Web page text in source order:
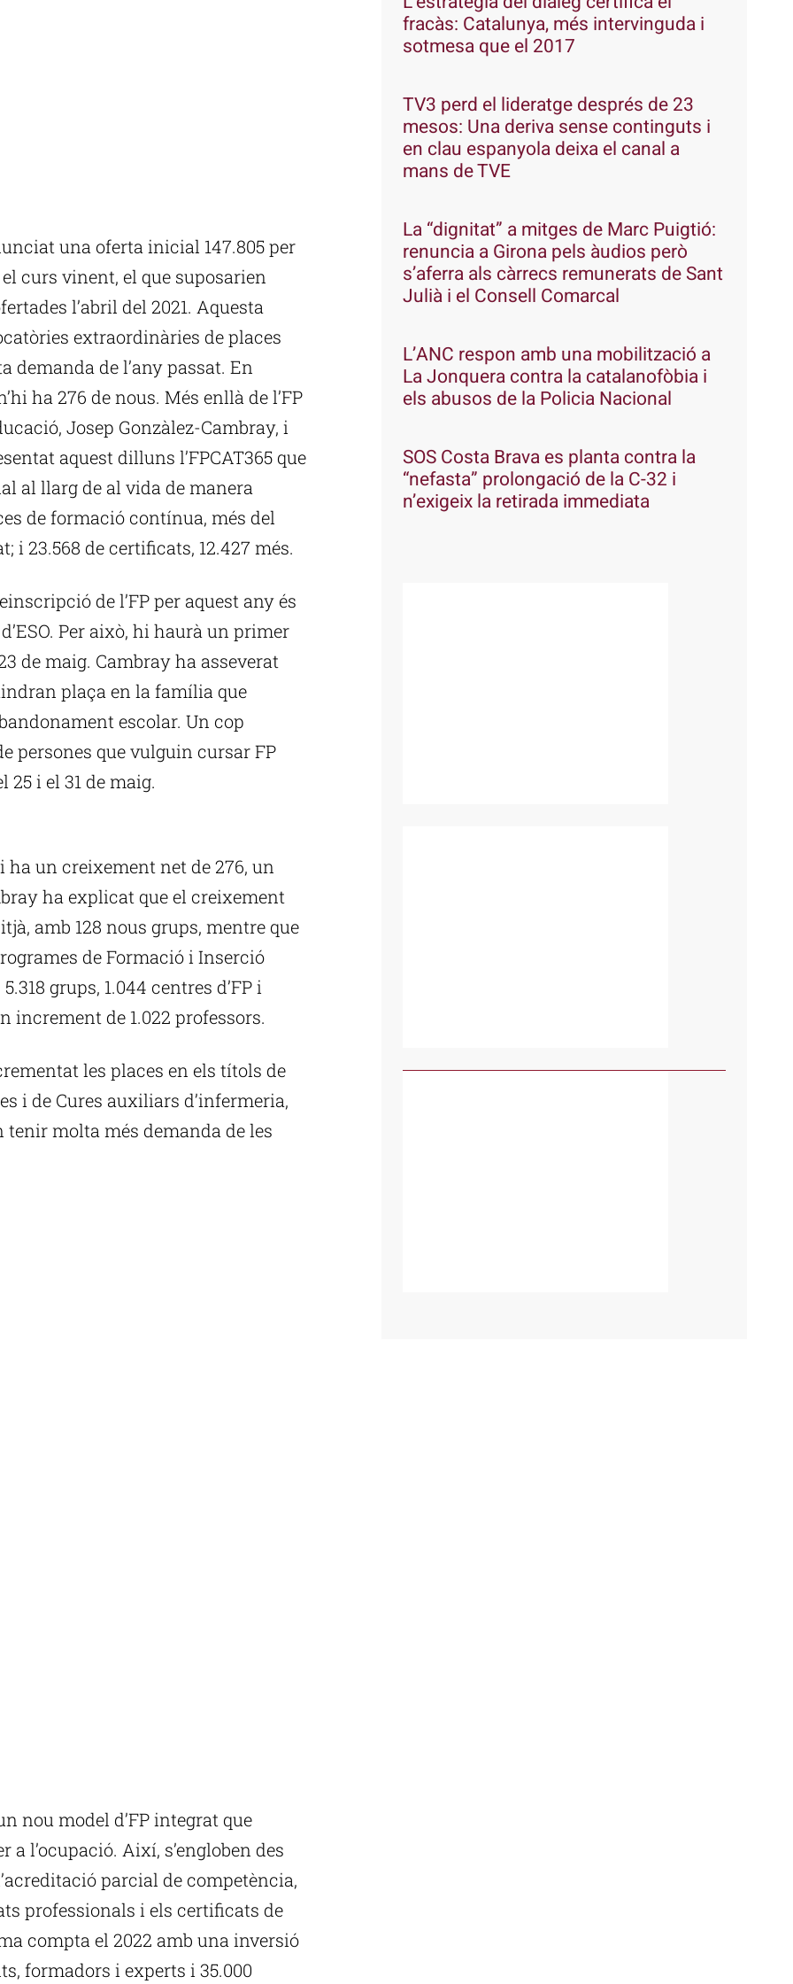
una oferta inicial 147.805 per
curs vinent, el que suposarien
l’abril del 2021. Aquesta
extraordinàries de places
demanda de l’any passat. En
ha 276 de nous. Més enllà de l’FP
Josep Gonzàlez-Cambray, i
aquest dilluns l’FPCAT365 que
al llarg de al vida de manera
de formació contínua, més del
i 23.568 de certificats, 12.427 més.
de l’FP per aquest any és
Per això, hi haurà un primer
de maig. Cambray ha asseverat
plaça en la família que
escolar. Un cop
persones que vulguin cursar FP
i el 31 de maig.
un creixement net de 276, un
ha explicat que el creixement
amb 128 nous grups, mentre que
de Formació i Inserció
grups, 1.044 centres d’FP i
increment de 1.022 professors.
les places en els títols de
i de Cures auxiliars d’infermeria,
tenir molta més demanda de les
nou model d’FP integrat que
l’ocupació. Així, s’engloben des
parcial de competència,
professionals i els certificats de
compta el 2022 amb una inversió
formadors i experts i 35.000
fracàs: Catalunya, més intervinguda i
sotmesa que el 2017
TV3 perd el lideratge després de 23
mesos: Una deriva sense continguts i
en clau espanyola deixa el canal a
mans de TVE
La “dignitat” a mitges de Marc Puigtió:
renuncia a Girona pels àudios però
s’aferra als càrrecs remunerats de Sant
Julià i el Consell Comarcal
L’ANC respon amb una mobilització a
La Jonquera contra la catalanofòbia i
els abusos de la Policia Nacional
SOS Costa Brava es planta contra la
“nefasta” prolongació de la C-32 i
n’exigeix la retirada immediata